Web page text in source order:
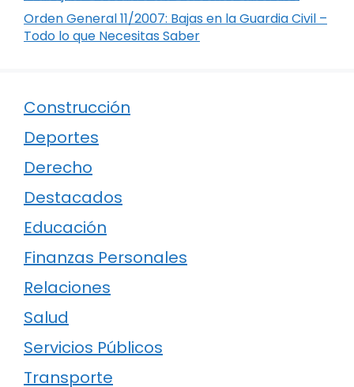
Orden General 11/2007: Bajas en la Guardia Civil –
Todo lo que Necesitas Saber
Construcción
Deportes
Derecho
Destacados
Educación
Finanzas Personales
Relaciones
Salud
Servicios Públicos
Transporte